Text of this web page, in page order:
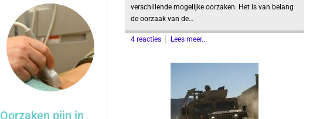
verschillende mogelijke oorzaken. Het is van belang
de oorzaak van de…
4 reacties Lees meer...
Oorzaken pijn in